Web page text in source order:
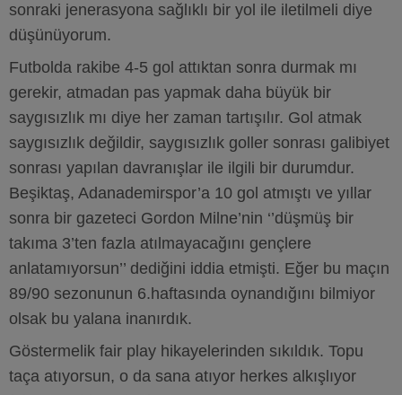
sonraki jenerasyona sağlıklı bir yol ile iletilmeli diye
düşünüyorum.
Futbolda rakibe 4-5 gol attıktan sonra durmak mı
gerekir, atmadan pas yapmak daha büyük bir
saygısızlık mı diye her zaman tartışılır. Gol atmak
saygısızlık değildir, saygısızlık goller sonrası galibiyet
sonrası yapılan davranışlar ile ilgili bir durumdur.
Beşiktaş, Adanademirspor’a 10 gol atmıştı ve yıllar
sonra bir gazeteci Gordon Milne’nin ‘’düşmüş bir
takıma 3’ten fazla atılmayacağını gençlere
anlatamıyorsun’’ dediğini iddia etmişti. Eğer bu maçın
89/90 sezonunun 6.haftasında oynandığını bilmiyor
olsak bu yalana inanırdık.
Göstermelik fair play hikayelerinden sıkıldık. Topu
taça atıyorsun, o da sana atıyor herkes alkışlıyor